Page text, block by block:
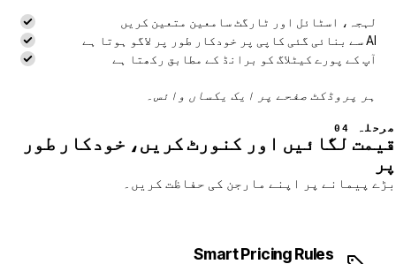
لہجہ، اسٹائل اور ٹارگٹ سامعین متعین کریں
AI سے بنائی گئی کاپی پر خودکار طور پر لاگو ہوتا ہے
آپ کے پورے کیٹلاگ کو برانڈ کے مطابق رکھتا ہے
ہر پروڈکٹ صفحے پر ایک یکساں وائس۔
مرحلہ 04
قیمت لگائیں اور کنورٹ کریں، خودکار طور
پر
بڑے پیمانے پر اپنے مارجن کی حفاظت کریں۔
Smart Pricing Rules